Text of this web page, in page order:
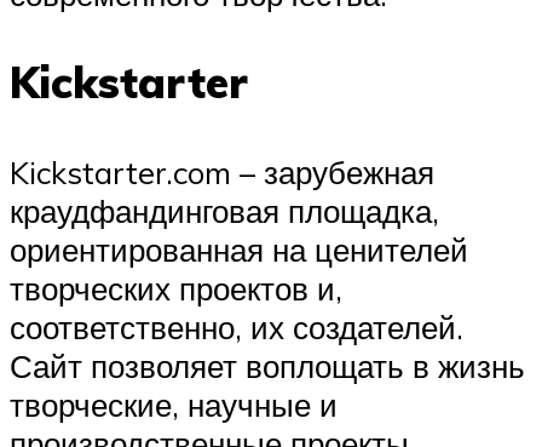
Kickstarter
Kickstarter.com – зарубежная
краудфандинговая площадка,
ориентированная на ценителей
творческих проектов и,
соответственно, их создателей.
Сайт позволяет воплощать в жизнь
творческие, научные и